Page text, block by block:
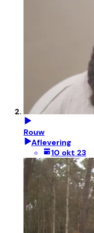
Rouw
Aflevering
10 okt 23